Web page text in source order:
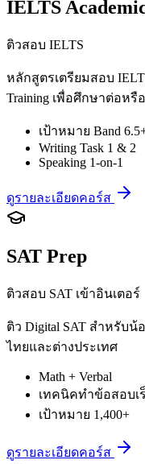
IELTS
ติวสอบ IELTS
หลักสูตรเตรียมสอบ
Training เพื่อศึกษาต่อหรื
เป้าหมาย Band
Writing Task 1 & 2
Speaking 1-on-1
ดูรายละเอียดคอร์ส
SAT Prep
ติวสอบ SAT เข้าอินเตอร์
ติว Digital SAT สำหรับ
ไทยและต่างประเทศ
Math + Verbal
เทคนิคทำข้อสอบเ
เป้าหมาย 1,400+
ดูรายละเอียดคอร์ส